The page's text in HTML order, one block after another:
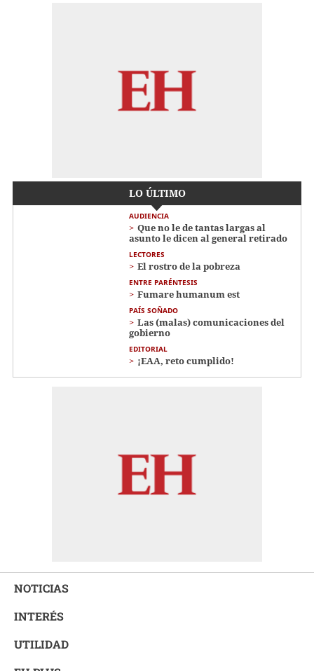
LO ÚLTIMO
AUDIENCIA
Que no le de tantas largas al
asunto le dicen al general retirado
LECTORES
El rostro de la pobreza
ENTRE PARÉNTESIS
Fumare humanum est
PAÍS SOÑADO
Las (malas) comunicaciones del
gobierno
EDITORIAL
¡EAA, reto cumplido!
NOTICIAS
INTERÉS
UTILIDAD